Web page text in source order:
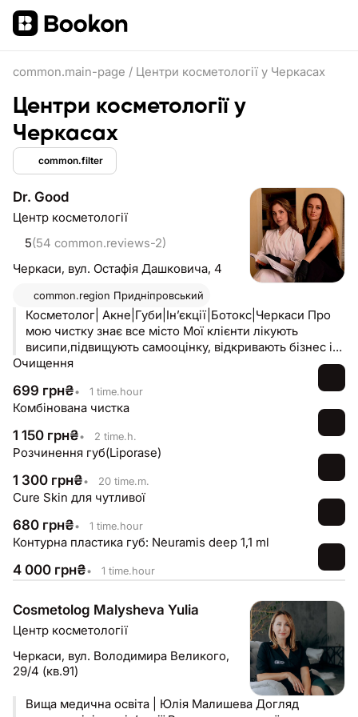
common.main-page / Центри косметології у Черкасах
Центри косметології у
Черкасах
common.filter
Dr. Good
Центр косметології
5(54 common.reviews-2)
Черкаси, вул. Остафія Дашковича, 4
common.region Придніпровський
Косметолог| Акне|Губи|Інʼєкції|Ботокс|Черкаси Про
мою чистку знає все місто Мої клієнти лікують
висипи,підвищують самооцінку, відкривають бізнес і
знають все про профілактику старіння
Очищення
699 грн₴• 1 time.hour
Комбінована чистка
1 150 грн₴• 2 time.h.
Розчинення губ(Liporase)
1 300 грн₴• 20 time.m.
Cure Skin для чутливої
680 грн₴• 1 time.hour
Контурна пластика губ: Neuramis deep 1,1 ml
4 000 грн₴• 1 time.hour
Cosmetolog Malysheva Yulia
Центр косметології
Черкаси, вул. Володимира Великого,
29/4 (кв.91)
Вища медична освіта | Юлія Малишева Догляд